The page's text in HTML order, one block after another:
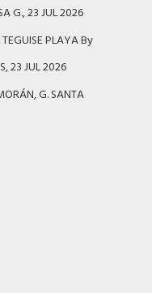
G., 23 JUL 2026
PLAYA By
23 JUL 2026
G. SANTA